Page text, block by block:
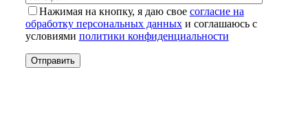
Нажимая на кнопку, я даю свое согласие на
обработку персональных данныхи соглашаюсь с
условиями политики конфиденциальности